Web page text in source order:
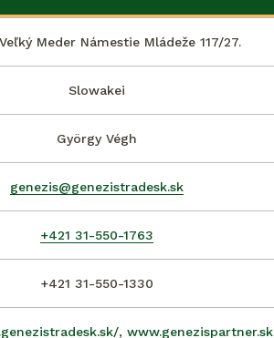
Meder Námestie Mládeže 117/27.
Slowakei
György Végh
genezis@genezistradesk.sk
+421 31-550-1763
+421 31-550-1330
, www.genezispartner.sk